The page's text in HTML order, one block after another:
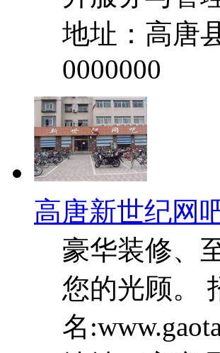
地址：高唐
0000000
高唐新世纪网
豪华装修、
您的光顾。
名